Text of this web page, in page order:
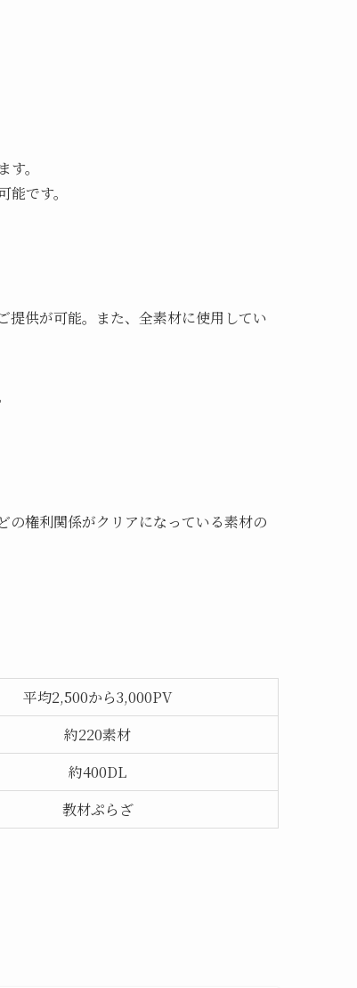
。
です。
提供が可能。また、全素材に使用してい
の権利関係がクリアになっている素材の
平均2,500から3,000PV
約220素材
約400DL
教材ぷらざ